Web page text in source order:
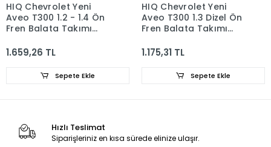
HIQ Chevrolet Yeni
Aveo T300 1.2 - 1.4 Ön
Fren Balata Takımı
1.659,26 TL
Sepete Ekle
HIQ Chevrolet Yeni
Aveo T300 1.3 Dizel Ön
Fren Balata Takımı
1.175,31 TL
Sepete Ekle
Hızlı Teslimat
Siparişleriniz en kısa sürede elinize ulaşır.